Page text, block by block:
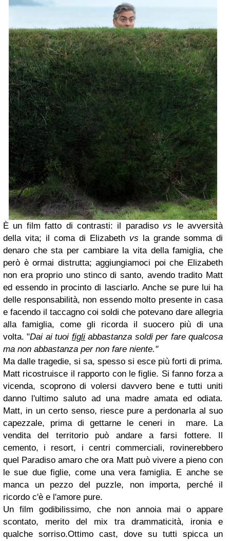
È un film fatto di contrasti: il paradiso vs le avversità
della vita; il coma di Elizabeth vs la grande somma di
denaro che sta per cambiare la vita della famiglia, che
però è ormai distrutta; aggiungiamoci poi che Elizabeth
non era proprio uno stinco di santo, avendo tradito Matt
ed essendo in procinto di lasciarlo. Anche se pure lui ha
delle responsabilità, non essendo molto presente in casa
e facendo il taccagno coi soldi che potevano dare allegria
alla famiglia, come gli ricorda il suocero più di una
volta. "Dai ai tuoi figliabbastanza soldi per fare qualcosa
ma non abbastanza per non fare niente."
Ma dalle tragedie, si sa, spesso si esce più forti di prima.
Matt ricostruisce il rapporto con le figlie. Si fanno forza a
vicenda, scoprono di volersi davvero bene e tutti uniti
danno l'ultimo saluto ad una madre amata ed odiata.
Matt, in un certo senso, riesce pure a perdonarla al suo
capezzale, prima di gettarne le ceneri in mare. La
vendita del territorio può andare a farsi fottere. Il
cemento, i resort, i centri commerciali, rovinerebbero
quel Paradiso amaro che ora Matt può vivere a pieno con
le sue due figlie, come una vera famiglia. E anche se
manca un pezzo del puzzle, non importa, perché il
ricordo c'è e l'amore pure.
Un film godibilissimo, che non annoia mai o appare
scontato, merito del mix tra drammaticità, ironia e
qualche sorriso.Ottimo cast, dove su tutti spicca un